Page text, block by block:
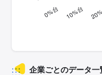
企業ごとのデータ一